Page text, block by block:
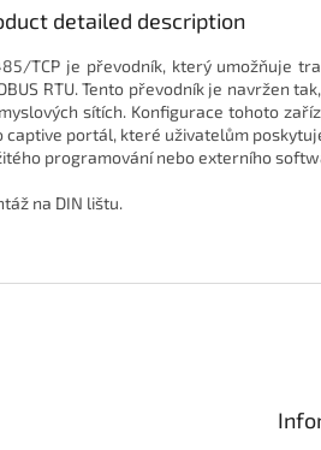
detailed description
TCP je převodník, který umožňuje
RTU. Tento převodník je navržen
sítích. Konfigurace tohoto
captive portál, které uživatelům
programování nebo externího
na DIN lištu.